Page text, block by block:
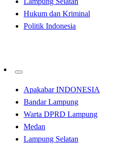
Hukum dan Kriminal
Politik Indonesia
Apakabar INDONESIA
Bandar Lampung
Warta DPRD Lampung
Medan
Lampung Selatan